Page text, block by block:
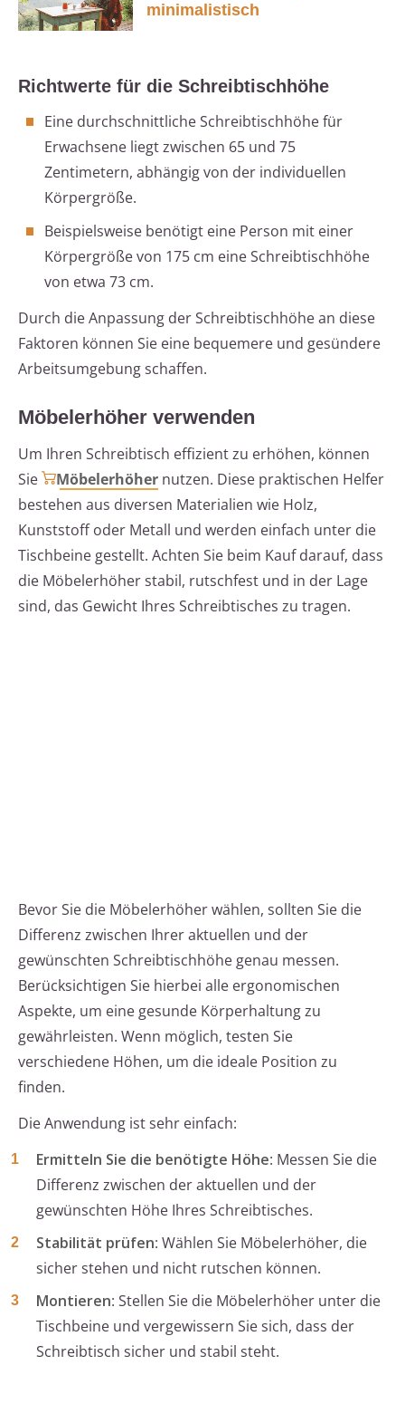
minimalistisch
Richtwerte für die Schreibtischhöhe
Eine durchschnittliche Schreibtischhöhe für
Erwachsene liegt zwischen 65 und 75
Zentimetern, abhängig von der individuellen
Körpergröße.
Beispielsweise benötigt eine Person mit einer
Körpergröße von 175 cm eine Schreibtischhöhe
von etwa 73 cm.
Durch die Anpassung der Schreibtischhöhe an diese
Faktoren können Sie eine bequemere und gesündere
Arbeitsumgebung schaffen.
Möbelerhöher verwenden
Um Ihren Schreibtisch effizient zu erhöhen, können
Sie
Möbelerhöher nutzen. Diese praktischen Helfer
bestehen aus diversen Materialien wie Holz,
Kunststoff oder Metall und werden einfach unter die
Tischbeine gestellt. Achten Sie beim Kauf darauf, dass
die Möbelerhöher stabil, rutschfest und in der Lage
sind, das Gewicht Ihres Schreibtisches zu tragen.
Bevor Sie die Möbelerhöher wählen, sollten Sie die
Differenz zwischen Ihrer aktuellen und der
gewünschten Schreibtischhöhe genau messen.
Berücksichtigen Sie hierbei alle ergonomischen
Aspekte, um eine gesunde Körperhaltung zu
gewährleisten. Wenn möglich, testen Sie
verschiedene Höhen, um die ideale Position zu
finden.
Die Anwendung ist sehr einfach:
Ermitteln Sie die benötigte Höhe: Messen Sie die
Differenz zwischen der aktuellen und der
gewünschten Höhe Ihres Schreibtisches.
Stabilität prüfen: Wählen Sie Möbelerhöher, die
sicher stehen und nicht rutschen können.
Montieren: Stellen Sie die Möbelerhöher unter die
Tischbeine und vergewissern Sie sich, dass der
Schreibtisch sicher und stabil steht.